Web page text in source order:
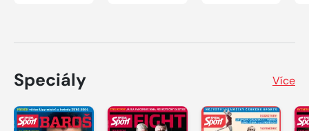
Speciály Více